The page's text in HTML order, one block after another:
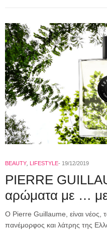
BEAUTY LIFESTYLE 19/12/2019
PIERRE
αρώματα με …
O Pierre Guillaume, είναι
πανέμορφος και λάτρης της